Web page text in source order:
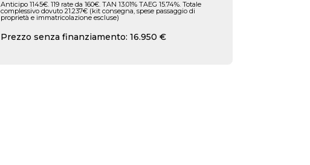
Anticipo 1145€. 119 rate da 160€. TAN 13.01% TAEG 15.74%. Totale
complessivo dovuto 21.237€ (kit consegna, spese passaggio di
proprietà e immatricolazione escluse)
Prezzo senza finanziamento: 16.950 €